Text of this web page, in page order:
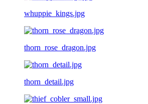
whuppie_kings.jpg
thorn_rose_dragon.jpg
thorn_detail.jpg